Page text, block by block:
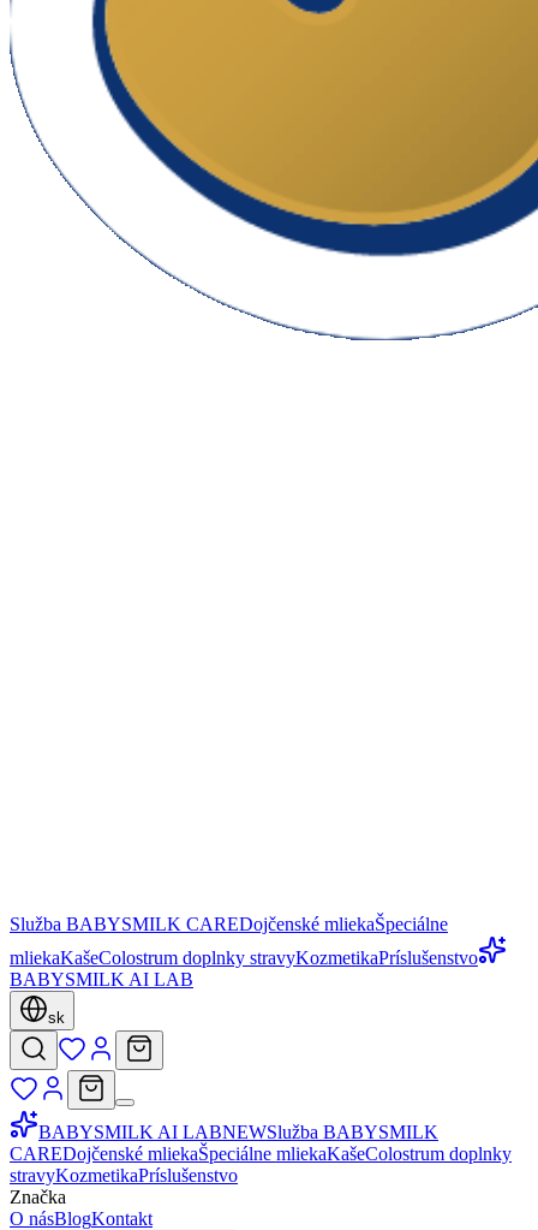
Služba BABYSMILK CAREDojčenské mliekaŠpeciálne
mliekaKašeColostrum doplnky stravyKozmetikaPríslušenstvo
BABYSMILK AI LAB
sk
BABYSMILK AI LABNEWSlužba BABYSMILK
CAREDojčenské mliekaŠpeciálne mliekaKašeColostrum doplnky
stravyKozmetikaPríslušenstvo
Značka
O násBlogKontakt